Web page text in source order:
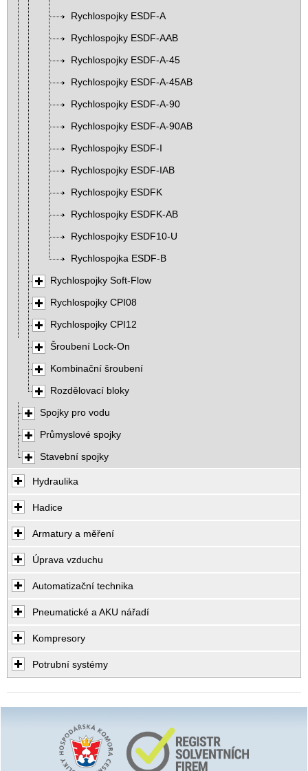
Rychlospojky ESDF-A
Rychlospojky ESDF-AAB
Rychlospojky ESDF-A-45
Rychlospojky ESDF-A-45AB
Rychlospojky ESDF-A-90
Rychlospojky ESDF-A-90AB
Rychlospojky ESDF-I
Rychlospojky ESDF-IAB
Rychlospojky ESDFK
Rychlospojky ESDFK-AB
Rychlospojky ESDF10-U
Rychlospojka ESDF-B
Rychlospojky Soft-Flow
Rychlospojky CPI08
Rychlospojky CPI12
Šroubení Lock-On
Kombinační šroubení
Rozdělovací bloky
Spojky pro vodu
Průmyslové spojky
Stavební spojky
Hydraulika
Hadice
Armatury a měření
Úprava vzduchu
Automatizační technika
Pneumatické a AKU nářadí
Kompresory
Potrubní systémy